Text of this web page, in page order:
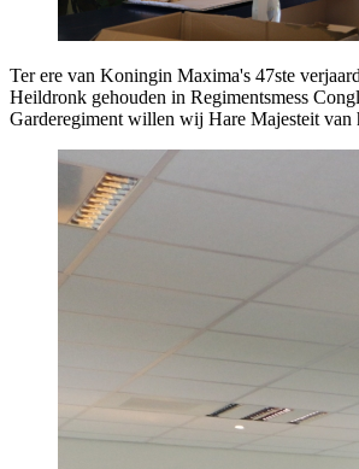
Ter ere van Koningin Maxima's 47ste
Heildronk gehouden in Regimentsmess
Garderegiment willen wij Hare Majesteit van